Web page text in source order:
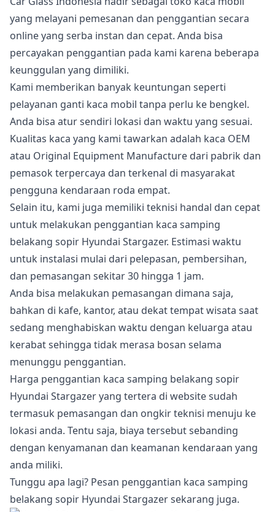
yang melayani pemesanan dan penggantian secara
online yang serba instan dan cepat. Anda bisa
percayakan penggantian pada kami karena beberapa
keunggulan yang dimiliki.
Kami memberikan banyak keuntungan seperti
pelayanan ganti kaca mobil tanpa perlu ke bengkel.
Anda bisa atur sendiri lokasi dan waktu yang sesuai.
Kualitas kaca yang kami tawarkan adalah kaca OEM
atau Original Equipment Manufacture dari pabrik dan
pemasok terpercaya dan terkenal di masyarakat
pengguna kendaraan roda empat.
Selain itu, kami juga memiliki teknisi handal dan cepat
untuk melakukan penggantian kaca samping
belakang sopir Hyundai Stargazer. Estimasi waktu
untuk instalasi mulai dari pelepasan, pembersihan,
dan pemasangan sekitar 30 hingga 1 jam.
Anda bisa melakukan pemasangan dimana saja,
bahkan di kafe, kantor, atau dekat tempat wisata saat
sedang menghabiskan waktu dengan keluarga atau
kerabat sehingga tidak merasa bosan selama
menunggu penggantian.
Harga penggantian kaca samping belakang sopir
Hyundai Stargazer yang tertera di website sudah
termasuk pemasangan dan ongkir teknisi menuju ke
lokasi anda. Tentu saja, biaya tersebut sebanding
dengan kenyamanan dan keamanan kendaraan yang
anda miliki.
Tunggu apa lagi? Pesan penggantian kaca samping
belakang sopir Hyundai Stargazer sekarang juga.